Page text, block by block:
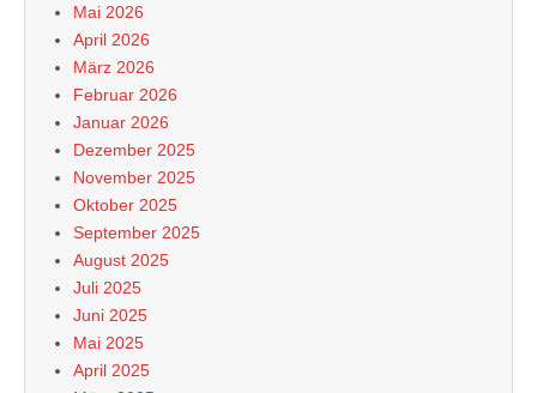
Mai 2026
April 2026
März 2026
Februar 2026
Januar 2026
Dezember 2025
November 2025
Oktober 2025
September 2025
August 2025
Juli 2025
Juni 2025
Mai 2025
April 2025